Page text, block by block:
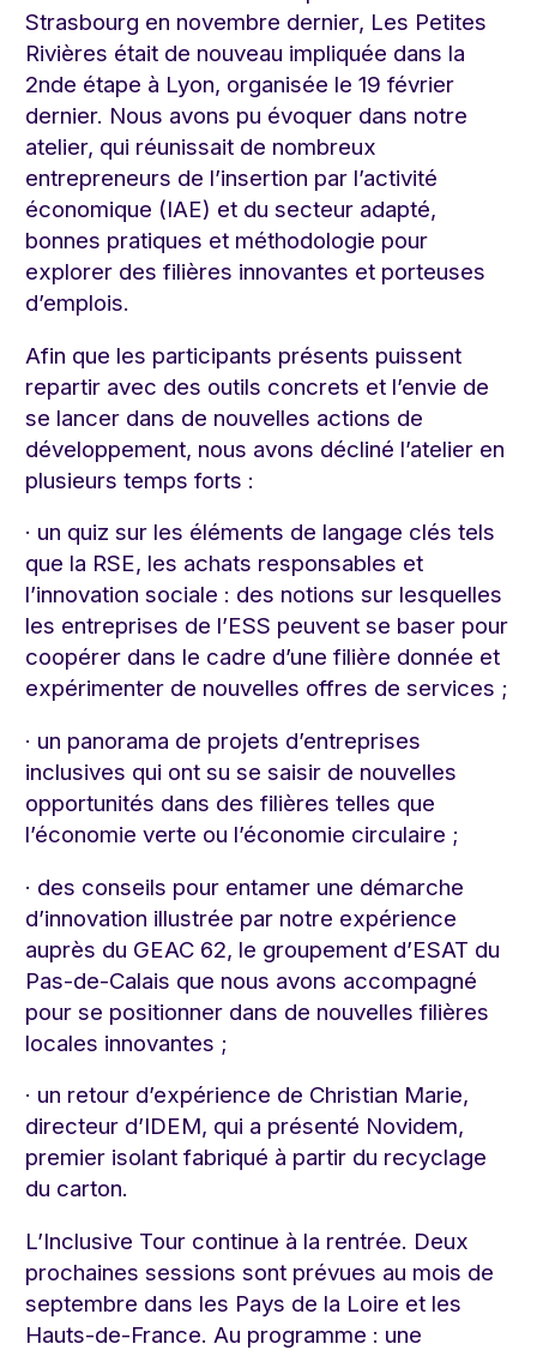
Strasbourg en novembre dernier, Les Petites
Rivières était de nouveau impliquée dans la
2nde étape à Lyon, organisée le 19 février
dernier. Nous avons pu évoquer dans notre
atelier, qui réunissait de nombreux
entrepreneurs de l’insertion par l’activité
économique (IAE) et du secteur adapté,
bonnes pratiques et méthodologie pour
explorer des filières innovantes et porteuses
d’emplois.
Afin que les participants présents puissent
repartir avec des outils concrets et l’envie de
se lancer dans de nouvelles actions de
développement, nous avons décliné l’atelier en
plusieurs temps forts :
· un quiz sur les éléments de langage clés tels
que la RSE, les achats responsables et
l’innovation sociale : des notions sur lesquelles
les entreprises de l’ESS peuvent se baser pour
coopérer dans le cadre d’une filière donnée et
expérimenter de nouvelles offres de services ;
· un panorama de projets d’entreprises
inclusives qui ont su se saisir de nouvelles
opportunités dans des filières telles que
l’économie verte ou l’économie circulaire ;
· des conseils pour entamer une démarche
d’innovation illustrée par notre expérience
auprès du GEAC 62, le groupement d’ESAT du
Pas-de-Calais que nous avons accompagné
pour se positionner dans de nouvelles filières
locales innovantes ;
· un retour d’expérience de Christian Marie,
directeur d’IDEM, qui a présenté Novidem,
premier isolant fabriqué à partir du recyclage
du carton.
L’Inclusive Tour continue à la rentrée. Deux
prochaines sessions sont prévues au mois de
septembre dans les Pays de la Loire et les
Hauts-de-France. Au programme : une